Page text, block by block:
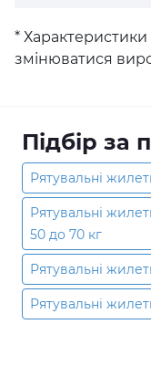
*
змінюватися
Підбір за
Рятувальні
Рятувальні
50 до 70 кг
Рятувальні
Рятувальні